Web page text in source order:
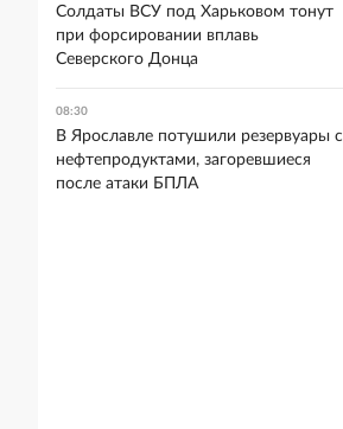
Солдаты ВСУ под Харьковом тонут
при форсировании вплавь
Северского Донца
08:30
В Ярославле потушили резервуары с
нефтепродуктами, загоревшиеся
после атаки БПЛА